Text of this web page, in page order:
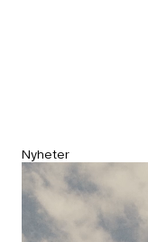
Nyheter